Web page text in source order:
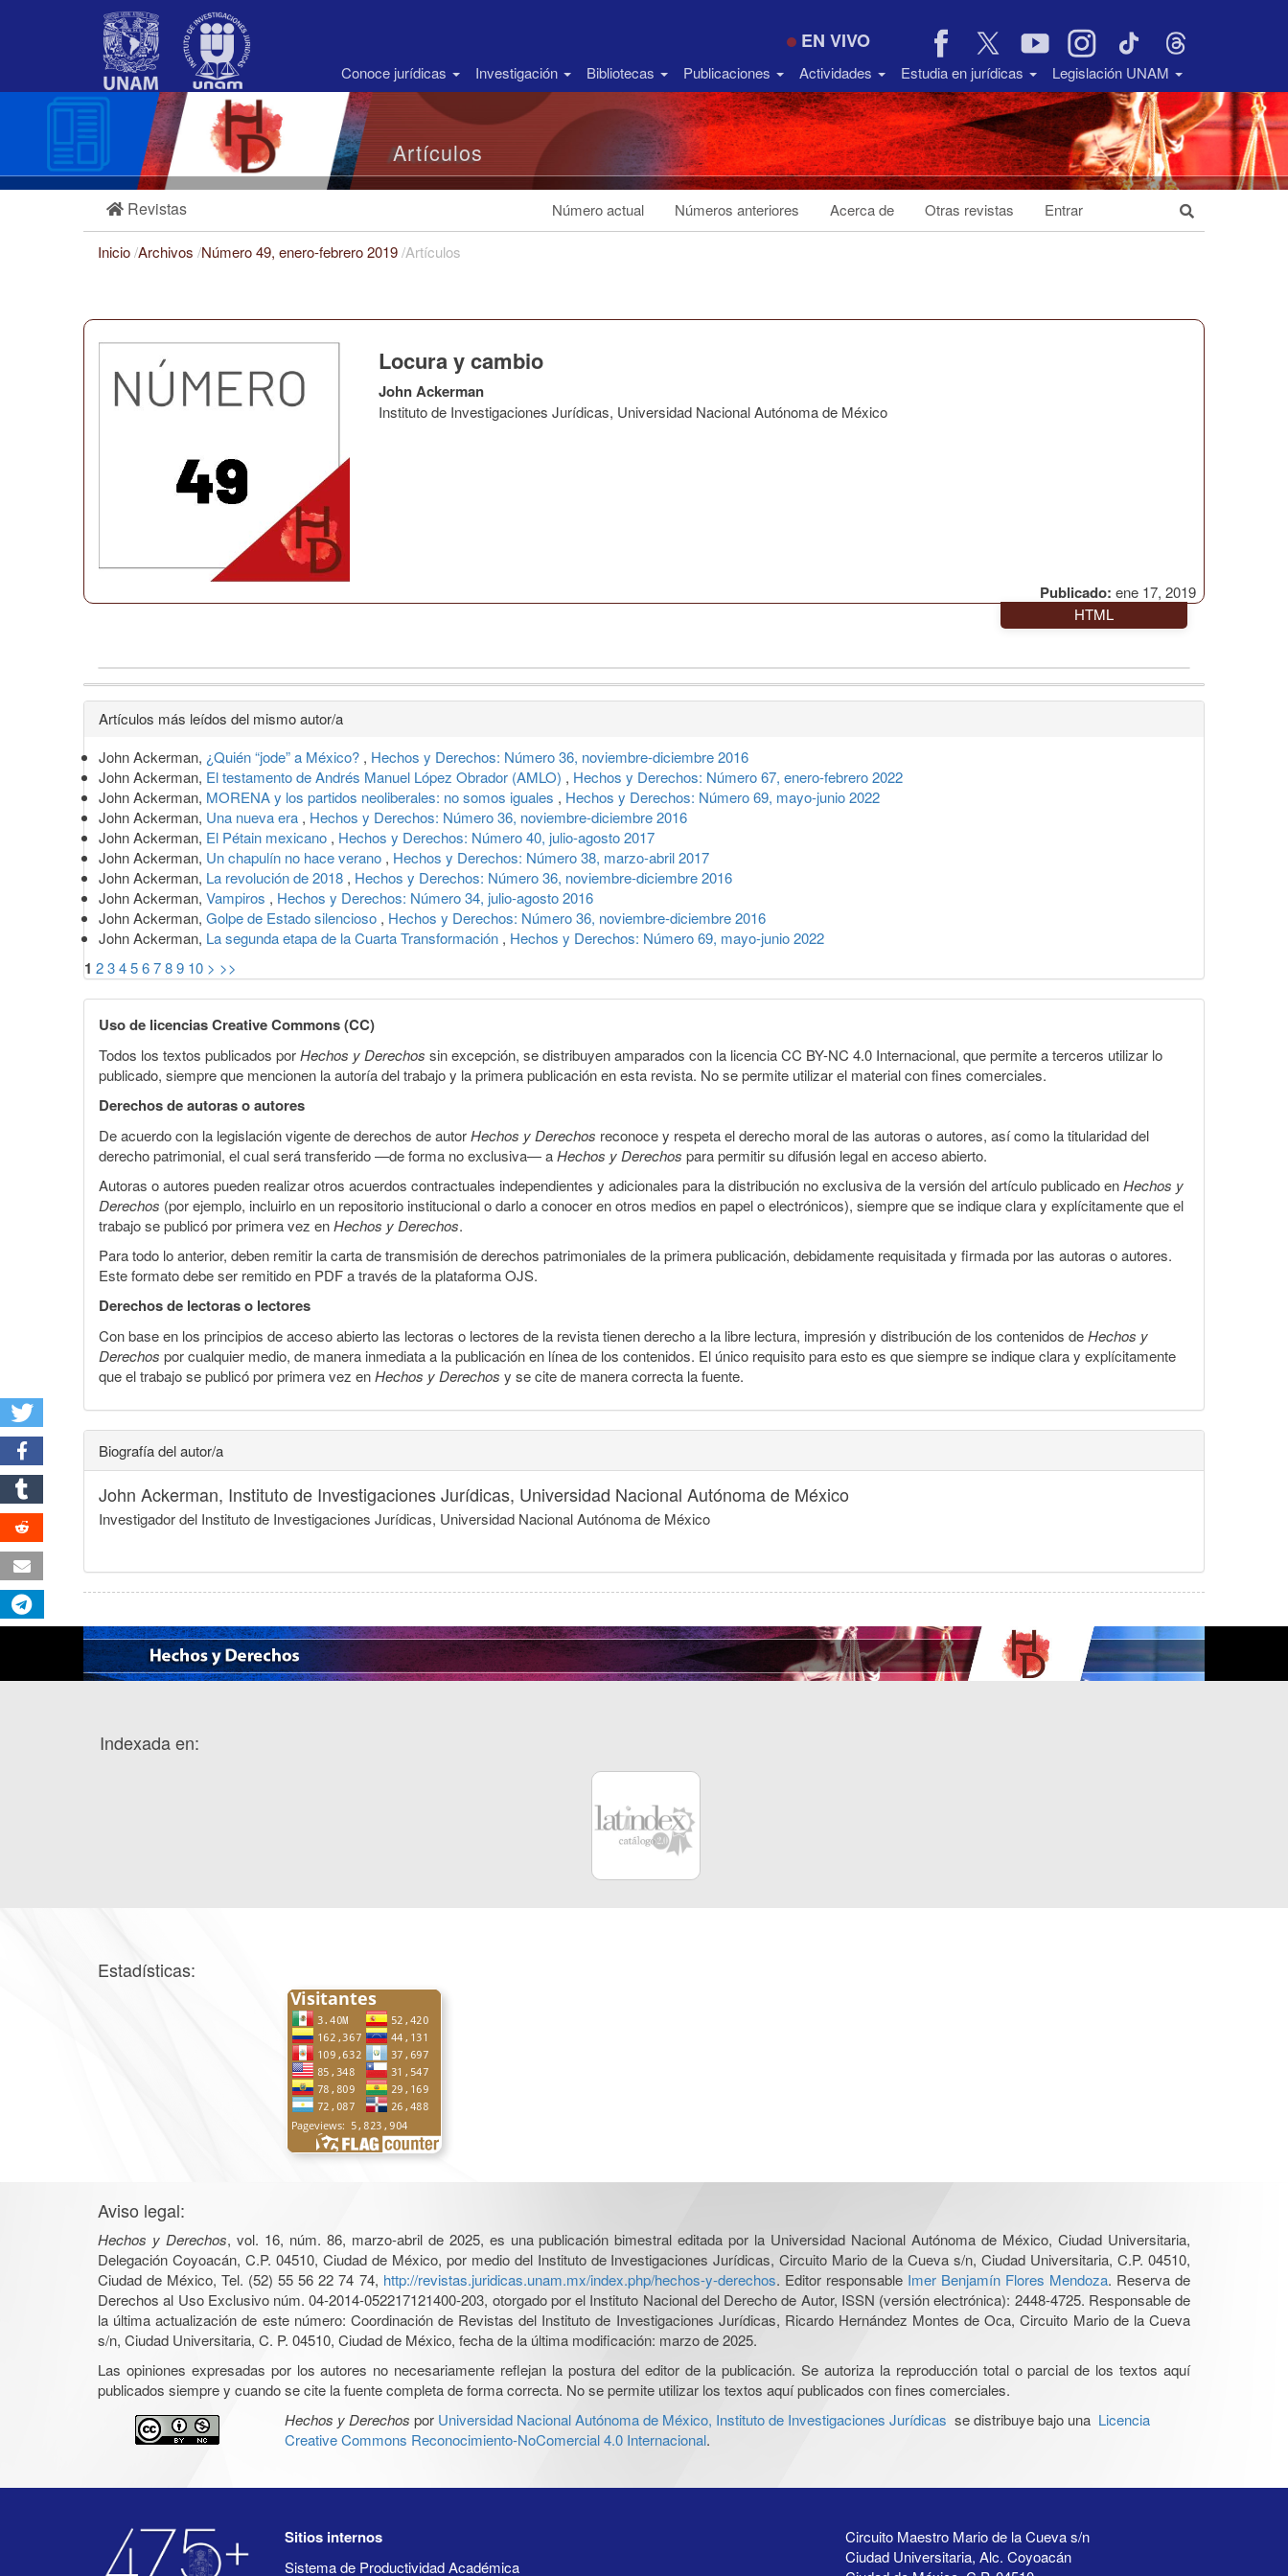
Barra
EN VIVO
Conoce jurídicas Investigación Bibliotecas Publicaciones Actividades Estudia en jurídicas Legislación UNAM
Artículos
Revistas Número actual Números anteriores Acerca de Otras revistas Entrar
Inicio/Archivos /Número 49, enero-febrero 2019/Artículos
Publicado: ene 17, 2019
Locura y cambio
John Ackerman
Instituto de Investigaciones Jurídicas, Universidad Nacional Autónoma de México
HTML
Detalles
del
artículo
Artículos más leídos del mismo autor/a
John Ackerman, ¿Quién “jode” a México? , Hechos y Derechos: Número 36, noviembre-diciembre 2016
John Ackerman, El testamento de Andrés Manuel López Obrador (AMLO) , Hechos y Derechos: Número 67, enero-febrero 2022
John Ackerman, MORENA y los partidos neoliberales: no somos iguales , Hechos y Derechos: Número 69, mayo-junio 2022
John Ackerman, Una nueva era , Hechos y Derechos: Número 36, noviembre-diciembre 2016
John Ackerman, El Pétain mexicano , Hechos y Derechos: Número 40, julio-agosto 2017
John Ackerman, Un chapulín no hace verano , Hechos y Derechos: Número 38, marzo-abril 2017
John Ackerman, La revolución de 2018 , Hechos y Derechos: Número 36, noviembre-diciembre 2016
John Ackerman, Vampiros , Hechos y Derechos: Número 34, julio-agosto 2016
John Ackerman, Golpe de Estado silencioso , Hechos y Derechos: Número 36, noviembre-diciembre 2016
John Ackerman, La segunda etapa de la Cuarta Transformación , Hechos y Derechos: Número 69, mayo-junio 2022
1 23456789 10 > >>
Uso de licencias Creative Commons (CC)
Todos los textos publicados porHechos y Derechos sin excepción, se distribuyen amparados con la licencia CC BY-NC 4.0 Internacional, que permite a terceros utilizar lo
publicado, siempre que mencionen la autoría del trabajo y la primera publicación en esta revista. No se permite utilizar el material con fines comerciales.
Derechos de autoras o autores
De acuerdo con la legislación vigente de derechos de autorHechos y Derechos reconoce y respeta el derecho moral de las autoras o autores, así como la titularidad del
derecho patrimonial, el cual será transferido —de forma no exclusiva— aHechos y Derechos para permitir su difusión legal en acceso abierto.
Autoras o autores pueden realizar otros acuerdos contractuales independientes y adicionales para la distribución no exclusiva de la versión del artículo publicado enHechos y
Derechos (por ejemplo, incluirlo en un repositorio institucional o darlo a conocer en otros medios en papel o electrónicos), siempre que se indique clara y explícitamente que el
trabajo se publicó por primera vez enHechos y Derechos.
Para todo lo anterior, deben remitir la carta de transmisión de derechos patrimoniales de la primera publicación, debidamente requisitada y firmada por las autoras o autores.
Este formato debe ser remitido en PDF a través de la plataforma OJS.
Derechos de lectoras o lectores
Con base en los principios de acceso abierto las lectoras o lectores de la revista tienen derecho a la libre lectura, impresión y distribución de los contenidos deHechos y
Derechos por cualquier medio, de manera inmediata a la publicación en línea de los contenidos. El único requisito para esto es que siempre se indique clara y explícitamente
que el trabajo se publicó por primera vez enHechos y Derechos y se cite de manera correcta la fuente.
Biografía del autor/a
John Ackerman, Instituto de Investigaciones Jurídicas, Universidad Nacional Autónoma de México
Investigador del Instituto de Investigaciones Jurídicas, Universidad Nacional Autónoma de México
Indexada en:
Estadísticas:
Aviso legal:
Hechos y Derechos, vol. 16, núm. 86, marzo-abril de 2025, es una publicación bimestral editada por la Universidad Nacional Autónoma de México, Ciudad Universitaria,
Delegación Coyoacán, C.P. 04510, Ciudad de México, por medio del Instituto de Investigaciones Jurídicas, Circuito Mario de la Cueva s/n, Ciudad Universitaria, C.P. 04510,
Ciudad de México, Tel. (52) 55 56 22 74 74, http://revistas.juridicas.unam.mx/index.php/hechos-y-derechos. Editor responsable Imer Benjamín Flores Mendoza. Reserva de
Derechos al Uso Exclusivo núm. 04-2014-052217121400-203, otorgado por el Instituto Nacional del Derecho de Autor, ISSN (versión electrónica): 2448-4725. Responsable de
la última actualización de este número: Coordinación de Revistas del Instituto de Investigaciones Jurídicas, Ricardo Hernández Montes de Oca, Circuito Mario de la Cueva
s/n, Ciudad Universitaria, C. P. 04510, Ciudad de México, fecha de la última modificación: marzo de 2025.
Las opiniones expresadas por los autores no necesariamente reflejan la postura del editor de la publicación. Se autoriza la reproducción total o parcial de los textos aquí
publicados siempre y cuando se cite la fuente completa de forma correcta. No se permite utilizar los textos aquí publicados con fines comerciales.
Hechos y Derechos por Universidad Nacional Autónoma de México, Instituto de Investigaciones Jurídicas se distribuye bajo una Licencia
Creative Commons Reconocimiento-NoComercial 4.0 Internacional.
Sitios internos
Sistema de Productividad Académica
Circuito Maestro Mario de la Cueva s/n
Ciudad Universitaria, Alc. Coyoacán